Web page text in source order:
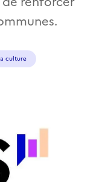
culture